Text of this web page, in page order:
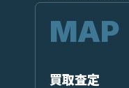
買取査定